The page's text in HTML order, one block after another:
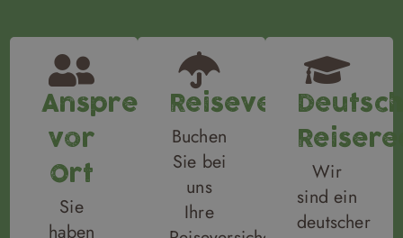
Ansprechpartner
vor
Ort
Sie
haben
Buchen
Sie bei
uns
Ihre
Wir
sind ein
deutscher